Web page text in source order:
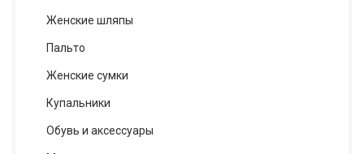
Женские шляпы
Пальто
Женские сумки
Купальники
Обувь и аксессуары